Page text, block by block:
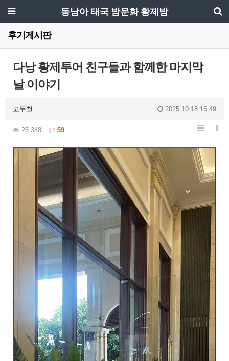
동남아 태국 밤문화 황제밤
후기게시판
다낭 황제투어 친구들과 함께한 마지막
날 이야기
고두철 2025.10.18 16:49
25,348 59